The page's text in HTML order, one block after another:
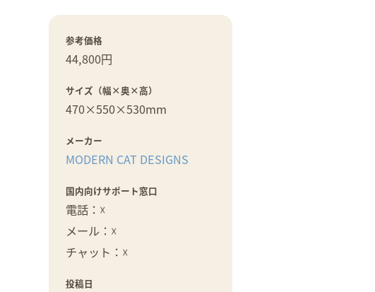
参考価格
44,800円
サイズ（幅×奥×高）
470×550×530mm
メーカー
MODERN CAT DESIGNS
国内向けサポート窓口
電話：☓
メール：☓
チャット：☓
投稿日